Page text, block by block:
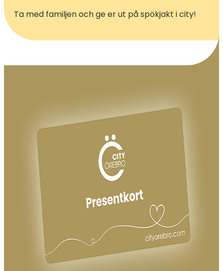
Ta med familjen och ge er ut på spökjakt i city!